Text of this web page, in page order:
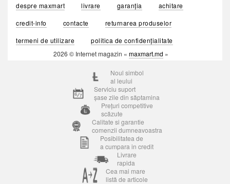
despre maxmart livrare garanția
achitare
credit-info
contacte
returnarea produselor
termeni de utilizare
politica de confidențialitate
2026 © Internet magazin « maxmart.md »
Noul simbol
al leului
Serviciu suport
șase zile din săptamina
Prețuri competitive
scăzute
Calitate si garantie
comenzii dumneavoastra
Posibilitatea de
a cumpara in credit
Livrare
rapida
Cea mai mare
listă de articole